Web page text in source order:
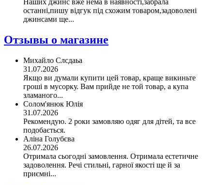
Наших джинс вже нема в наявності,забрала
останні,пишу відгук під схожим товаром,задоволені
джинсами ще...
Отзывы о магазине
Михайло Слсдаьа
31.07.2026
Якщо ви думали купити цей товар, краще викиньте
гроші в мусорку. Вам прийде не той товар, а купа
зламаного...
Солом'янюк Юлія
31.07.2026
Рекомендую. 2 роки замовляю одяг для дітей, та все
подобається.
Аліна Голубєва
26.07.2026
Отримала сьогодні замовлення. Отримала естетичне
задоволення. Речі стильні, гарної якості ще й за
приємні...